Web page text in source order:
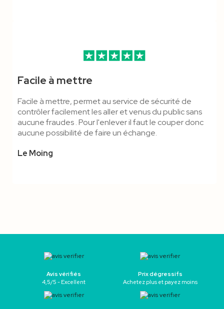
Facile à mettre
Facile à mettre, permet au service de sécurité de
contrôler facilement les aller et venus du public sans
aucune fraudes . Pour l'enlever il faut le couper donc
aucune possibilité de faire un échange.
Le Moing
Avis vérifiés
4,5/5 - Excellent
Prix dégressifs
Achetez plus et payez moins